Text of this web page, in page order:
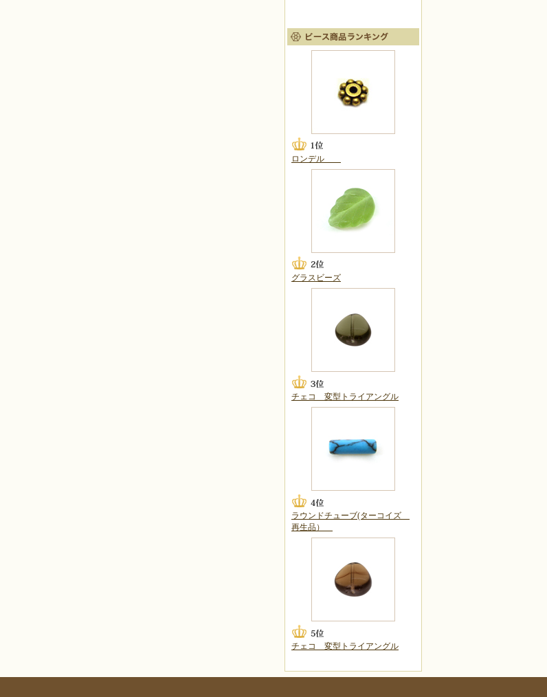
ロンデル
グラスビーズ
チェコ 変型トライアングル
ラウンドチューブ(ターコイズ
再生品）
チェコ 変型トライアングル